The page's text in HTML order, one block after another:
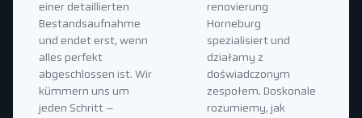
renovierung
Horneburg
spezialisiert und
działamy z
doświadczonym
zespołem. Doskonale
rozumiemy, jak
einer detaillierten
Bestandsaufnahme
und endet erst, wenn
alles perfekt
abgeschlossen ist. Wir
kümmern uns um
jeden Schritt –